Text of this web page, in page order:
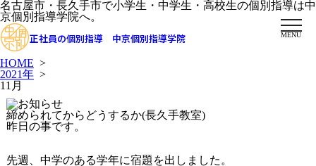
名古屋市・長久手市で小学生・中学生・高校生の個別指導は中
京個別指導学院へ。
正社員の個別指導 中京個別指導学院 MENU
HOME >
2021年 >
11月
締められてからどうするか(長久手教室)
昨日の事です。
先週、中学のある学年に宿題を出しました。